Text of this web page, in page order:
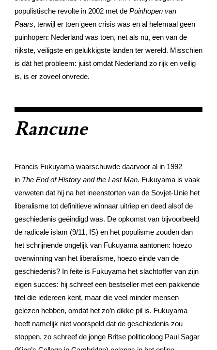
populistische revolte in 2002 met de Puinhopen van
Paars, terwijl er toen geen crisis was en al helemaal geen
puinhopen: Nederland was toen, net als nu, een van de
rijkste, veiligste en gelukkigste landen ter wereld. Misschien
is dát het probleem: juist omdat Nederland zo rijk en veilig
is, is er zoveel onvrede.
Rancune
Francis Fukuyama waarschuwde daarvoor al in 1992
in The End of History and the Last Man. Fukuyama is vaak
verweten dat hij na het ineenstorten van de Sovjet-Unie het
liberalisme tot definitieve winnaar uitriep en deed alsof de
geschiedenis geëindigd was. De opkomst van bijvoorbeeld
de radicale islam (9/11, IS) en het populisme zouden dan
het schrijnende ongelijk van Fukuyama aantonen: hoezo
overwinning van het liberalisme, hoezo einde van de
geschiedenis? In feite is Fukuyama het slachtoffer van zijn
eigen succes: hij schreef een bestseller met een pakkende
titel die iedereen kent, maar die veel minder mensen
gelezen hebben, omdat het zo’n dikke pil is. Fukuyama
heeft namelijk niet voorspeld dat de geschiedenis zou
stoppen, zo schreef de jonge Britse politicoloog Paul Sagar